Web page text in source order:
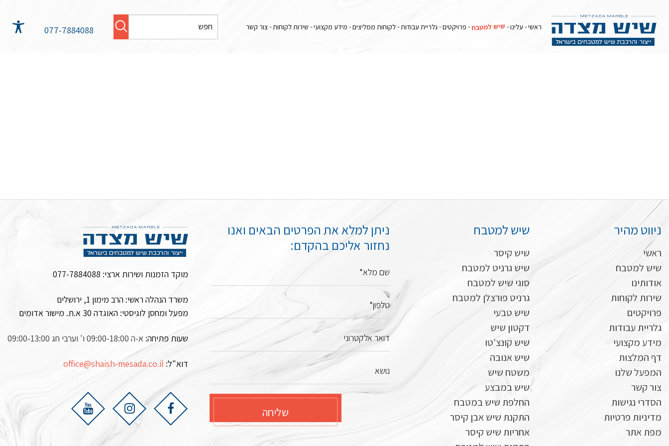
ראשי עלינו שיש למטבח פרויקטים גלריית עבודות לקוחות ממליצים מידע מקצועי שירות לקוחות צור קשר 077-7884088
ניווט מהיר
ראשי
שיש למטבח
אודותינו
שירות לקוחות
פרויקטים
גלריית עבודות
מידע מקצועי
דף המלצות
המפעל שלנו
צור קשר
הסדרי נגישות
מדיניות פרטיות
מפת אתר
שיש למטבח
שיש קיסר
שיש גרניט למטבח
סוגי שיש למטבח
גרניט פורצלן למטבח
שיש טבעי
דקטון שיש
שיש קונצ'טו
שיש אנובה
משטח שיש
שיש במבצע
החלפת שיש במטבח
התקנת שיש אבן קיסר
אחריות שיש קיסר
ניתן למלא את הפרטים הבאים ואנו
נחזור אליכם בהקדם:
שם מלא*
טלפון*
דואר אלקטרוני
נושא
שליחה
מוקד הזמנות ושירות ארצי: 077-7884088
משרד הנהלה ראשי: הרב מימון 1, ירושלים
מפעל ומחסן לוגיסטי: האוגדה 30 א.ת. מישור אדומים
שעות פתיחה: א-ה 09:00-18:00 ו' וערבי חג 09:00-13:00
דוא"ל: office@shaish-mesada.co.il